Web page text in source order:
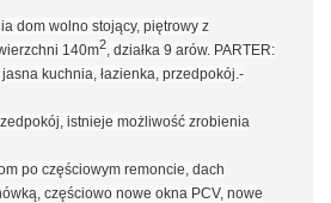
dom wolno stojący, piętrowy z
140m2, działka 9 arów. PARTER:
kuchnia, łazienka, przedpokój.-
istnieje możliwość zrobienia
po częściowym remoncie, dach
częściowo nowe okna PCV, nowe